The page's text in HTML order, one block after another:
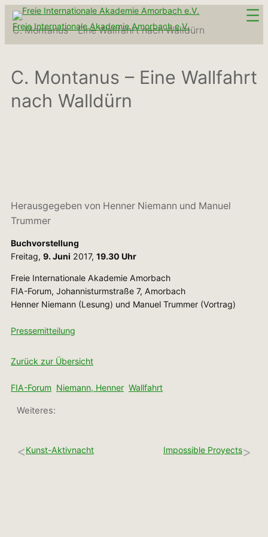
Zum
Inhalt
springen
C. Montanus – Eine Wallfahrt nach Walldürn
Freie Internationale Akademie Amorbach e.V.
C. Montanus – Eine Wallfahrt
nach Walldürn
Herausgegeben von Henner Niemann und Manuel
Trummer
Buchvorstellung
Freitag, 9. Juni 2017, 19.30 Uhr
Freie Internationale Akademie Amorbach
FIA-Forum, Johannisturmstraße 7, Amorbach
Henner Niemann (Lesung) und Manuel Trummer (Vortrag)
Pressemitteilung
Zurück zur Übersicht
FIA-Forum Niemann, Henner Wallfahrt
Weiteres:
<Kunst-Aktivnacht Impossible Proyects>